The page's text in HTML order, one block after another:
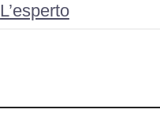
L’esperto